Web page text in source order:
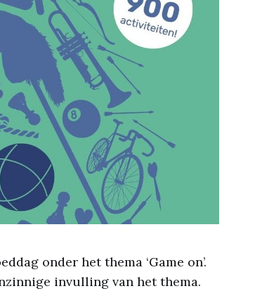
onder het thema ‘Game on’.
invulling van het thema.